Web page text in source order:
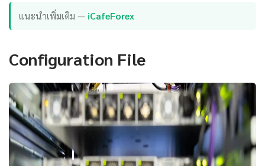
แนะนำเพิ่มเติม — iCafeForex
Configuration File